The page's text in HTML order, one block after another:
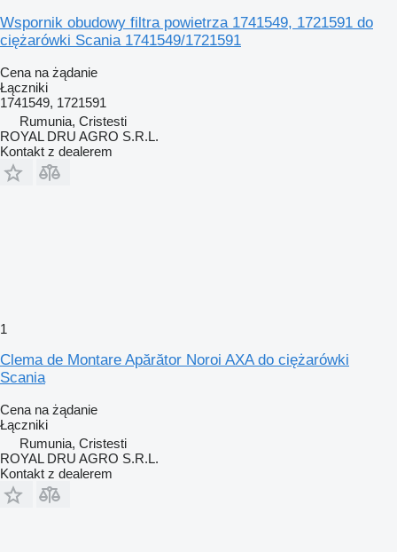
Wspornik obudowy filtra powietrza 1741549, 1721591 do
ciężarówki Scania 1741549/1721591
Cena na żądanie
Łączniki
1741549, 1721591
Rumunia, Cristesti
ROYAL DRU AGRO S.R.L.
Kontakt z dealerem
1
Clema de Montare Apărător Noroi AXA do ciężarówki
Scania
Cena na żądanie
Łączniki
Rumunia, Cristesti
ROYAL DRU AGRO S.R.L.
Kontakt z dealerem